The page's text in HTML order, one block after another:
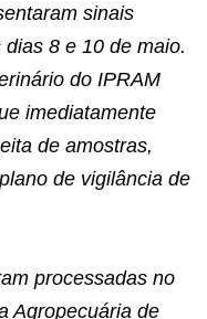
sinais
8 e 10 de maio.
do IPRAM
imediatamente
de amostras,
de vigilância de
processadas no
Agropecuária de